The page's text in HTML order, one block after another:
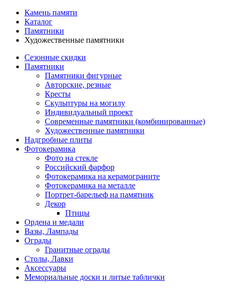
Камень памяти
Каталог
Памятники
Художественные памятники
Сезонные скидки
Памятники
Памятники фигурные
Авторские, резные
Кресты
Скульптуры на могилу
Индивидуальный проект
Современные памятники (комбинированные)
Художественные памятники
Надгробные плиты
Фотокерамика
Фото на стекле
Российский фарфор
Фотокерамика на керамограните
Фотокерамика на металле
Портрет-барельеф на памятник
Декор
Птицы
Ордена и медали
Вазы, Лампады
Ограды
Гранитные ограды
Столы, Лавки
Аксессуары
Мемориальные доски и литые таблички